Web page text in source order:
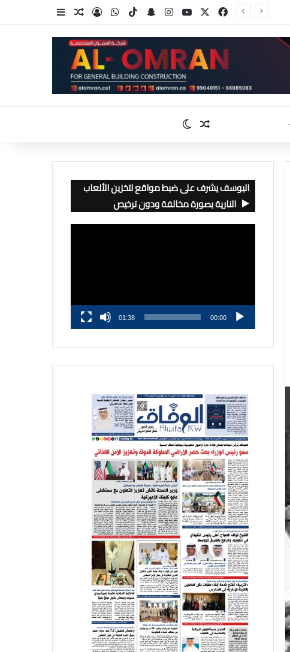
فيسبوك ‫YouTubeانستقرامسناب تشات
‫TikTokواتسابتسجيل الدخول
مقال عشوائي
إضافة عمود
مقال عشوائي
الوضع المظلم
اليوسف يشرف على ضبط مواقع لتخزين الألعاب
النارية بصورة مخالفة ودون ترخيص
00:00
01:38